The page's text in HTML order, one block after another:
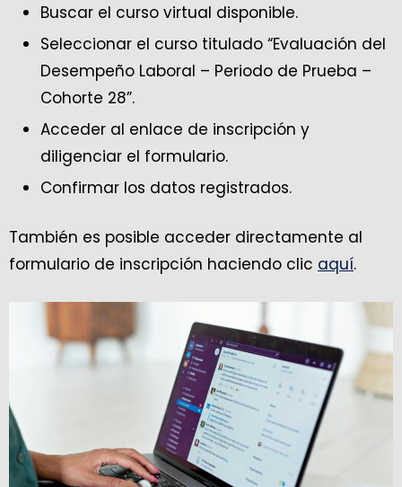
Buscar el curso virtual disponible.
Seleccionar el curso titulado “Evaluación del
Desempeño Laboral – Periodo de Prueba –
Cohorte 28”.
Acceder al enlace de inscripción y
diligenciar el formulario.
Confirmar los datos registrados.
También es posible acceder directamente al
formulario de inscripción haciendo clic aquí.